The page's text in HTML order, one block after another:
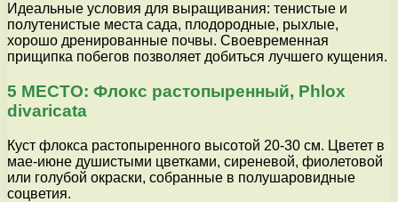
Идеальные условия для выращивания: тенистые и
полутенистые места сада, плодородные, рыхлые,
хорошо дренированные почвы. Своевременная
прищипка побегов позволяет добиться лучшего кущения.
5 МЕСТО: Флокс растопыренный, Phlox
divaricata
Куст флокса растопыренного высотой 20-30 см. Цветет в
мае-июне душистыми цветками, сиреневой, фиолетовой
или голубой окраски, собранные в полушаровидные
соцветия.